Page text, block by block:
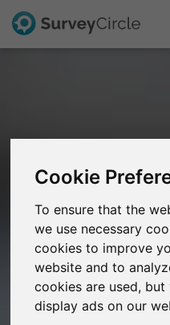
Cookie
To ensure that the
we use necessary
cookies to improve
website and to
cookies are used,
display ads on our